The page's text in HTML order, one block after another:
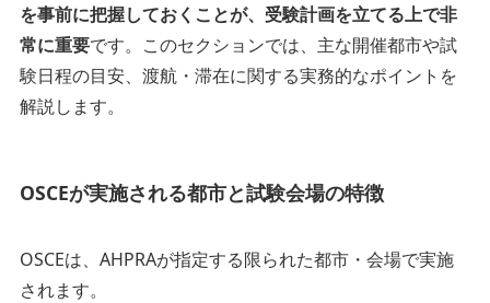
を事前に把握しておくことが、受験計画を立てる上で非
常に重要です。このセクションでは、主な開催都市や試
験日程の目安、渡航・滞在に関する実務的なポイントを
解説します。
OSCEが実施される都市と試験会場の特徴
OSCEは、AHPRAが指定する限られた都市・会場で実施
されます。